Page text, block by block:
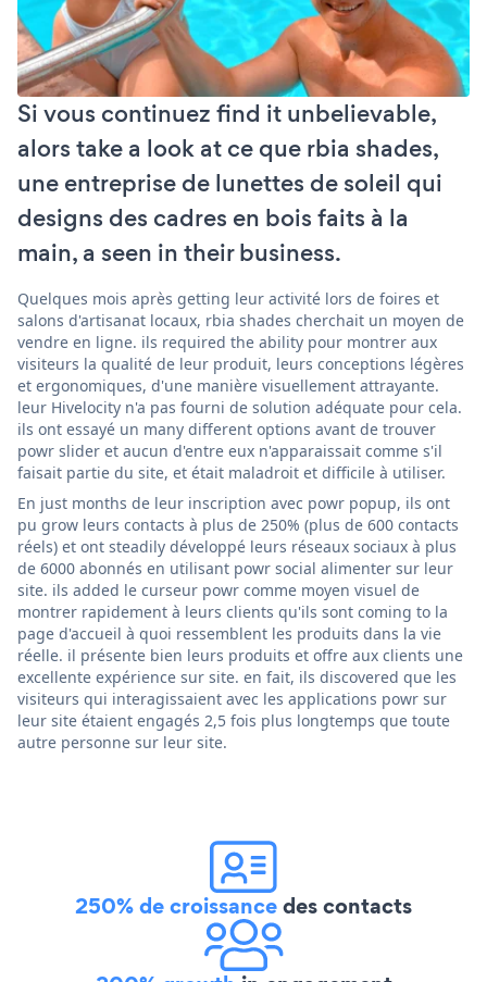
Si vous continuez find it unbelievable,
alors take a look at ce que rbia shades,
une entreprise de lunettes de soleil qui
designs des cadres en bois faits à la
main, a seen in their business.
Quelques mois après getting leur activité lors de foires et
salons d'artisanat locaux, rbia shades cherchait un moyen de
vendre en ligne. ils required the ability pour montrer aux
visiteurs la qualité de leur produit, leurs conceptions légères
et ergonomiques, d'une manière visuellement attrayante.
leur Hivelocity n'a pas fourni de solution adéquate pour cela.
ils ont essayé un many different options avant de trouver
powr slider et aucun d'entre eux n'apparaissait comme s'il
faisait partie du site, et était maladroit et difficile à utiliser.
En just months de leur inscription avec powr popup, ils ont
pu grow leurs contacts à plus de 250% (plus de 600 contacts
réels) et ont steadily développé leurs réseaux sociaux à plus
de 6000 abonnés en utilisant powr social alimenter sur leur
site. ils added le curseur powr comme moyen visuel de
montrer rapidement à leurs clients qu'ils sont coming to la
page d'accueil à quoi ressemblent les produits dans la vie
réelle. il présente bien leurs produits et offre aux clients une
excellente expérience sur site. en fait, ils discovered que les
visiteurs qui interagissaient avec les applications powr sur
leur site étaient engagés 2,5 fois plus longtemps que toute
autre personne sur leur site.
250% de croissancedes contacts